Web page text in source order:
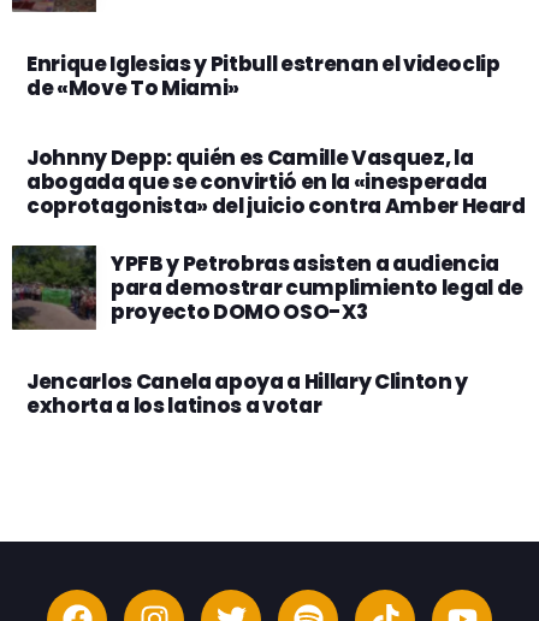
Enrique Iglesias y Pitbull estrenan el videoclip
de «Move To Miami»
Johnny Depp: quién es Camille Vasquez, la
abogada que se convirtió en la «inesperada
coprotagonista» del juicio contra Amber Heard
YPFB y Petrobras asisten a audiencia
para demostrar cumplimiento legal de
proyecto DOMO OSO-X3
Jencarlos Canela apoya a Hillary Clinton y
exhorta a los latinos a votar